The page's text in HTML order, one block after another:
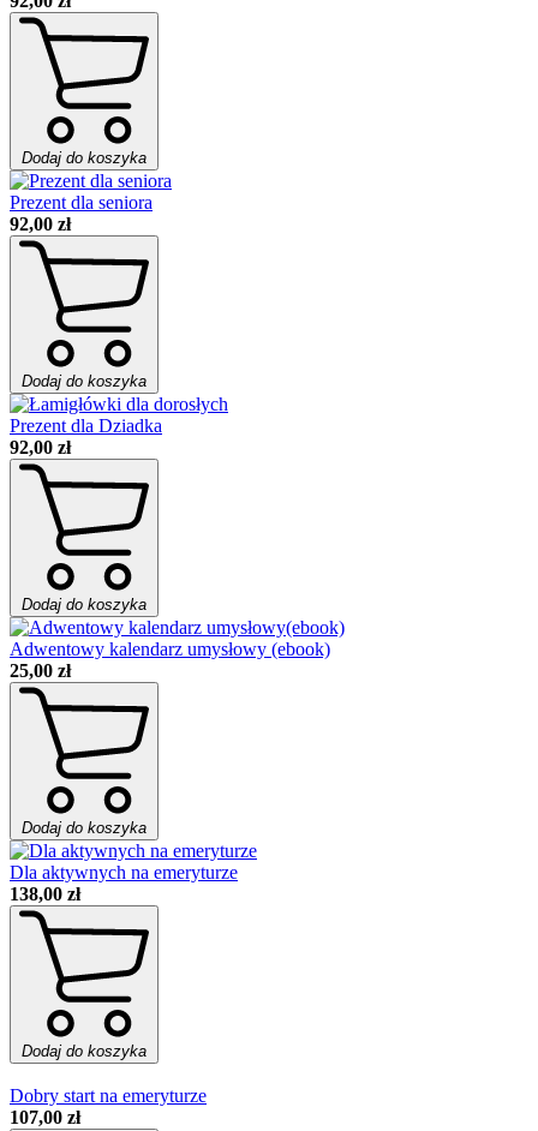
Dodaj do koszyka
Prezent dla seniora
92,00 zł
Dodaj do koszyka
Prezent dla Dziadka
92,00 zł
Dodaj do koszyka
Adwentowy kalendarz umysłowy (ebook)
25,00 zł
Dodaj do koszyka
Dla aktywnych na emeryturze
138,00 zł
Dodaj do koszyka
Dobry start na emeryturze
107,00 zł